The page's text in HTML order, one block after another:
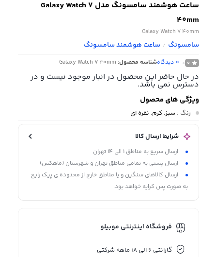
ساعت هوشمند سامسونگ مدل Galaxy Watch 7
40mm
Galaxy Watch 7 40mm
سامسونگ / ساعت هوشمند سامسونگ
0
0 دیدگاهشناسه محصول: Galaxy Watch 7 40mm
در حال حاضر این محصول در انبار موجود نیست و در
دسترس نمی باشد.
ویژگی های محصول
رنگ : سبز, کرم, نقره ای
شرایط ارسال کالا
ارسال سریع به مناطق 1 الی 14 تهران
ارسال پستی به تمامی مناطق تهران و شهرستان (ماهکس)
ارسال کالاهای سنگین و یا مناطق خارج از محدوده ی پیک رایج
به صورت پس کرایه خواهد بود.
فروشگاه اینترنتی موبیلو
گارانتی 6 الی 18 ماهه شرکتی